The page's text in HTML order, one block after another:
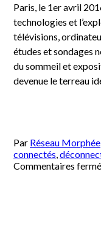
Paris, le 1er avril
technologies et
télévisions,
études et sondages
du sommeil et
devenue le terreau
Par Réseau Morphée
connectés,
Commentaires